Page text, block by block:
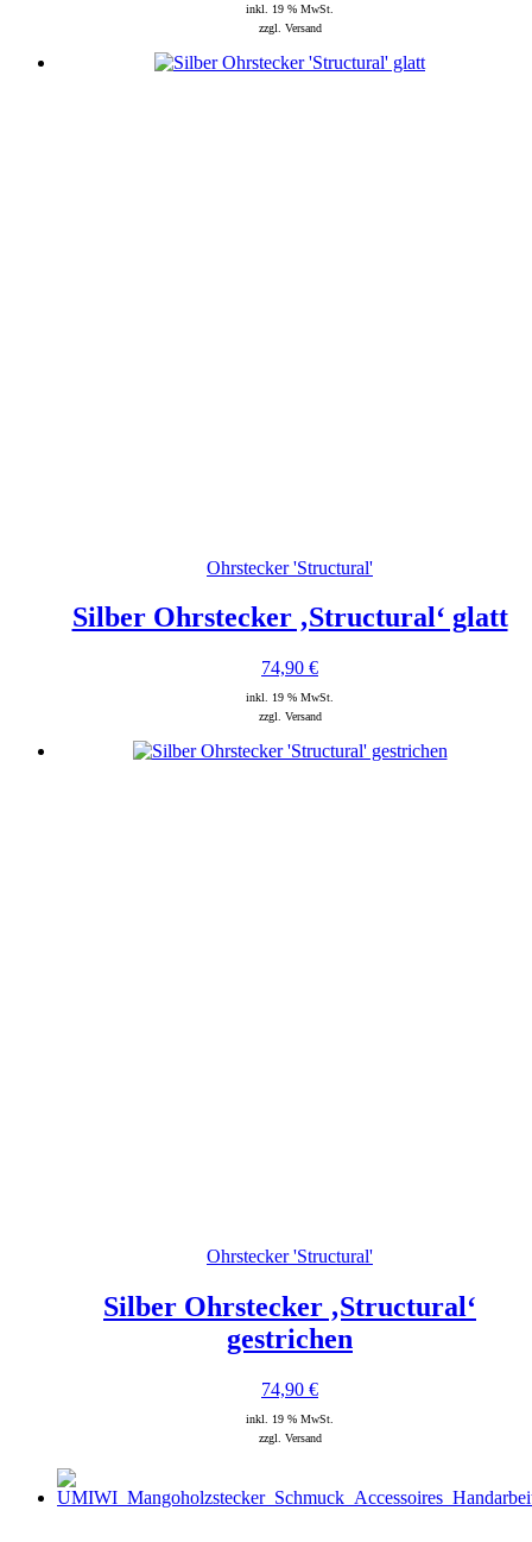
inkl. 19 % MwSt.
zzgl. Versand
Ohrstecker 'Structural'
Silber Ohrstecker ‚Structural‘ glatt
74,90 €
inkl. 19 % MwSt.
zzgl. Versand
Ohrstecker 'Structural'
Silber Ohrstecker ‚Structural‘
gestrichen
74,90 €
inkl. 19 % MwSt.
zzgl. Versand